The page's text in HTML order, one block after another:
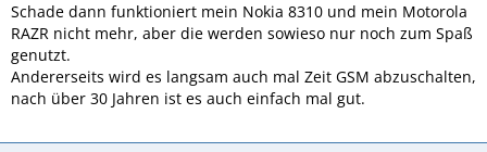
Schade dann funktioniert mein Nokia 8310 und mein Motorola
RAZR nicht mehr, aber die werden sowieso nur noch zum Spaß
genutzt.
Andererseits wird es langsam auch mal Zeit GSM abzuschalten,
nach über 30 Jahren ist es auch einfach mal gut.